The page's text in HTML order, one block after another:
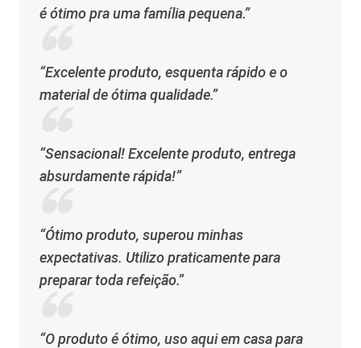
é ótimo pra uma família pequena.”
“Excelente produto, esquenta rápido e o
material de ótima qualidade.”
“Sensacional! Excelente produto, entrega
absurdamente rápida!”
“Ótimo produto, superou minhas
expectativas. Utilizo praticamente para
preparar toda refeição.”
“O produto é ótimo, uso aqui em casa para